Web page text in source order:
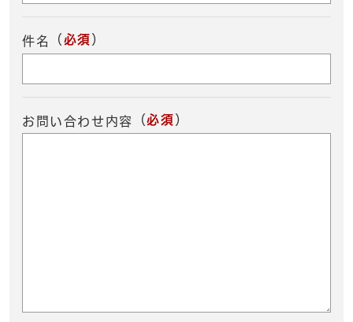
件名 （ 必須 ）
お問い合わせ内容 （必須 ）